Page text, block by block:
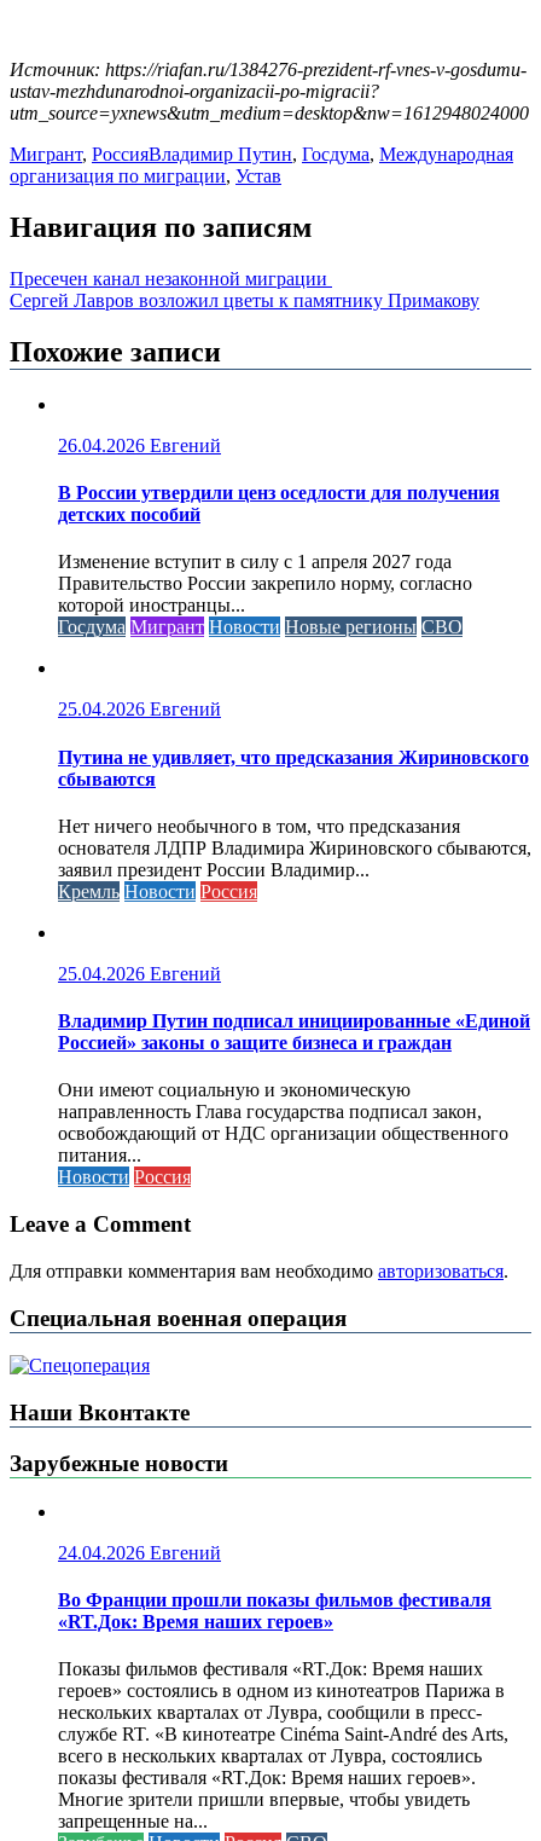
Источник: https://riafan.ru/1384276-prezident-rf-vnes-v-gosdumu-
ustav-mezhdunarodnoi-organizacii-po-migracii?
utm_source=yxnews&utm_medium=desktop&nw=1612948024000
Мигрант, РоссияВладимир Путин, Госдума, Международная
организация по миграции, Устав
Навигация по записям
Пресечен канал незаконной миграции
Сергей Лавров возложил цветы к памятнику Примакову
Похожие записи
26.04.2026 Евгений
В России утвердили ценз оседлости для получения
детских пособий
Изменение вступит в силу с 1 апреля 2027 года
Правительство России закрепило норму, согласно
которой иностранцы...
Госдума Мигрант Новости Новые регионы СВО
25.04.2026 Евгений
Путина не удивляет, что предсказания Жириновского
сбываются
Нет ничего необычного в том, что предсказания
основателя ЛДПР Владимира Жириновского сбываются,
заявил президент России Владимир...
Кремль Новости Россия
25.04.2026 Евгений
Владимир Путин подписал инициированные «Единой
Россией» законы о защите бизнеса и граждан
Они имеют социальную и экономическую
направленность Глава государства подписал закон,
освобождающий от НДС организации общественного
питания...
Новости Россия
Leave a Comment
Для отправки комментария вам необходимо авторизоваться.
Специальная военная операция
Наши Вконтакте
Зарубежные новости
24.04.2026 Евгений
Во Франции прошли показы фильмов фестиваля
«RT.Док: Время наших героев»
Показы фильмов фестиваля «RT.Док: Время наших
героев» состоялись в одном из кинотеатров Парижа в
нескольких кварталах от Лувра, сообщили в пресс-
службе RT. «В кинотеатре Cinéma Saint-André des Arts,
всего в нескольких кварталах от Лувра, состоялись
показы фестиваля «RT.Док: Время наших героев».
Многие зрители пришли впервые, чтобы увидеть
запрещенные на...